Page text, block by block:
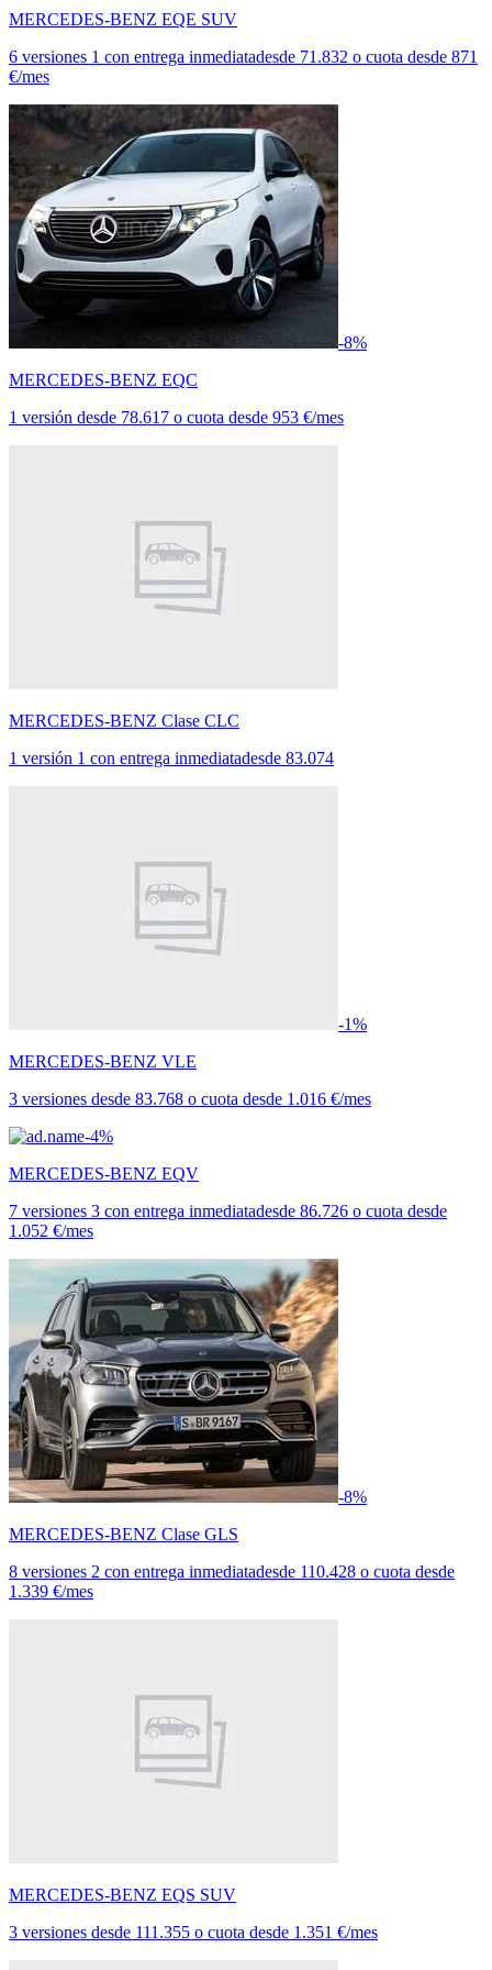
MERCEDES-BENZ EQE SUV
6 versiones 1 con entrega inmediatadesde 71.832 o cuota desde 871
€/mes
-8%
MERCEDES-BENZ EQC
1 versión desde 78.617 o cuota desde 953 €/mes
MERCEDES-BENZ Clase CLC
1 versión 1 con entrega inmediatadesde 83.074
-1%
MERCEDES-BENZ VLE
3 versiones desde 83.768 o cuota desde 1.016 €/mes
-4%
MERCEDES-BENZ EQV
7 versiones 3 con entrega inmediatadesde 86.726 o cuota desde
1.052 €/mes
-8%
MERCEDES-BENZ Clase GLS
8 versiones 2 con entrega inmediatadesde 110.428 o cuota desde
1.339 €/mes
MERCEDES-BENZ EQS SUV
3 versiones desde 111.355 o cuota desde 1.351 €/mes